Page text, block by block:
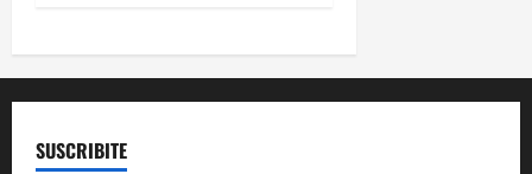
g
a
c
SUSCRIBITE